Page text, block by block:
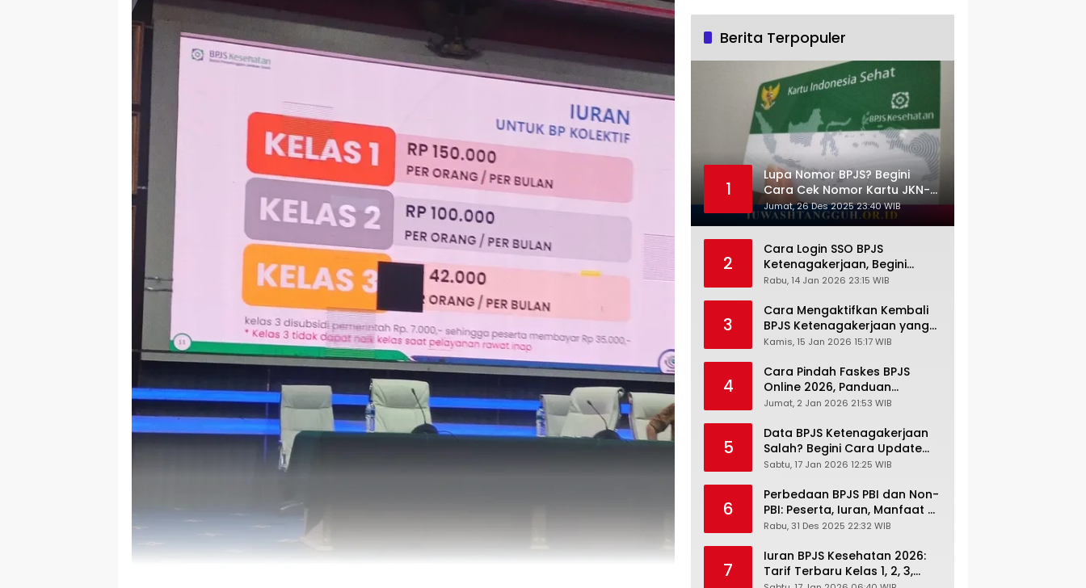
Berita Terpopuler
1
Lupa Nomor BPJS? Begini
Cara Cek Nomor Kartu JKN-
KIS dengan NIK KTP
Jumat, 26 Des 2025 23:40 WIB
2
Cara Login SSO BPJS
Ketenagakerjaan, Begini
Tutorial Lengkap dan
Rabu, 14 Jan 2026 23:15 WIB
3
Cara Mengaktifkan Kembali
BPJS Ketenagakerjaan yang
Nonaktif, Begini Panduan
Kamis, 15 Jan 2026 15:17 WIB
4
Cara Pindah Faskes BPJS
Online 2026, Panduan
Lengkap via Mobile JKN,
Cabang
Jumat, 2 Jan 2026 21:53 WIB
5
Data BPJS Ketenagakerjaan
Salah? Begini Cara Update
Rekening, Alamat, HP di JMO
Sabtu, 17 Jan 2026 12:25 WIB
6
Perbedaan BPJS PBI dan Non-
PBI: Peserta, Iuran, Manfaat &
Masa Berlaku Terbaru 2026
Rabu, 31 Des 2025 22:32 WIB
7
Iuran BPJS Kesehatan 2026:
Tarif Terbaru Kelas 1, 2, 3,